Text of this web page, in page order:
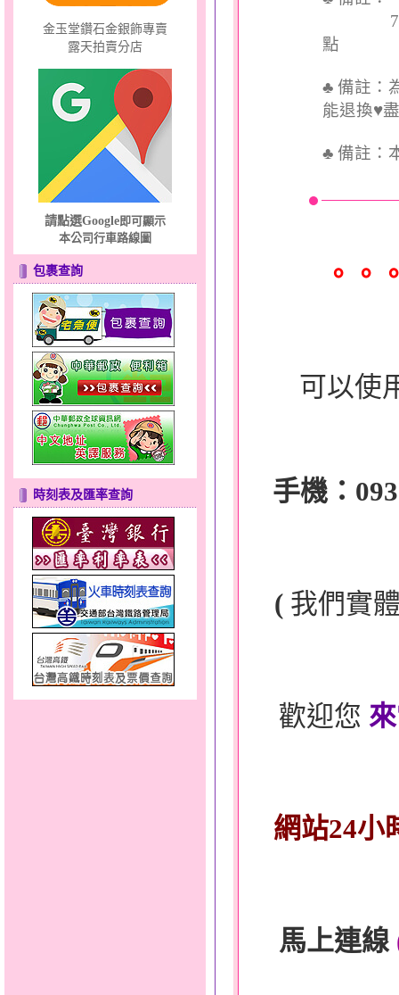
金玉堂鑽石金銀飾專賣
露天拍賣分店
請點選Google即可顯示
本公司行車路線圖
包裹查詢
時刻表及匯率查詢
7個工
點
♣ 備註：
能退換♥
♣ 備註：
。。
可以使
手機：
( 我們實
歡迎您
網站24小
馬上連線